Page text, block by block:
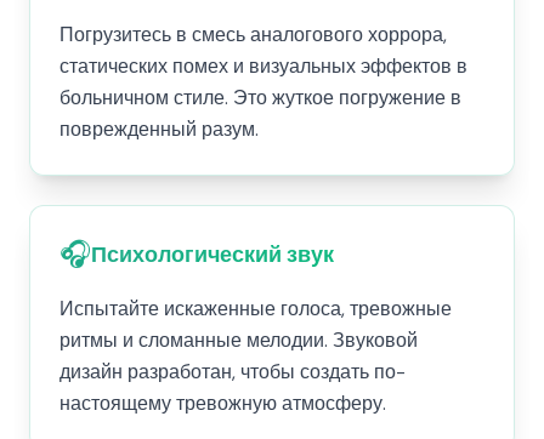
Погрузитесь в смесь аналогового хоррора,
статических помех и визуальных эффектов в
больничном стиле. Это жуткое погружение в
поврежденный разум.
🎧Психологический звук
Испытайте искаженные голоса, тревожные
ритмы и сломанные мелодии. Звуковой
дизайн разработан, чтобы создать по-
настоящему тревожную атмосферу.